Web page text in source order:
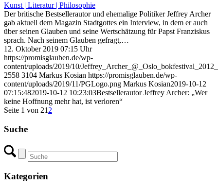
Kunst | Literatur | Philosophie
Der britische Bestsellerautor und ehemalige Politiker Jeffrey Archer
gab aktuell dem Magazin Stadtgottes ein Interview, in dem er auch
über seinen Glauben und seine Wertschätzung für Papst Franziskus
sprach. Nach seinem Glauben gefragt,…
12. Oktober 2019 07:15 Uhr
https://promisglauben.de/wp-
content/uploads/2019/10/
2558 3104 Markus Kosian https://promisglauben.de/wp-
content/uploads/2019/11/PGLogo.png Markus Kosian2019-10-12
07:15:482019-10-12 10:23:03Bestsellerautor Jeffrey Archer: „Wer
keine Hoffnung mehr hat, ist verloren“
Seite 1 von 21 2
Suche
Kategorien